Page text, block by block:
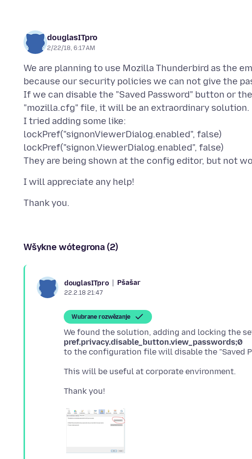
douglasITpro
2/22/18, 6:17 AM
We are planning to use Mozilla Thunderbird as the
because our security policies we can not give the
If we can disable the "Saved Password" button or
"mozilla.cfg" file, it will be an extraordinary solution.
I tried adding some like:
lockPref("signonViewerDialog.enabled", false)
lockPref("signon.ViewerDialog.enabled", false)
Wšykne wótegrona (2)
douglasITpro Pšašaŕ
22.2.18 21:47
Wubrane rozwězanje
pref.privacy.disable_button.view_passwords;0